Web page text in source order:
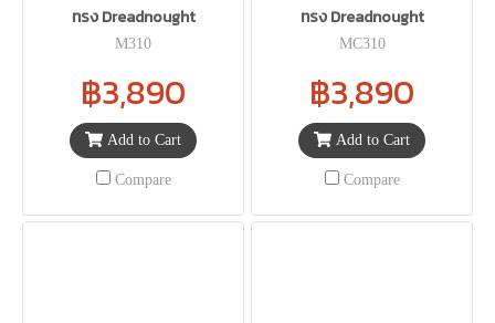
ทรง Dreadnought
M310
฿3,890
Add to Cart
Compare
ทรง Dreadnought
MC310
฿3,890
Add to Cart
Compare